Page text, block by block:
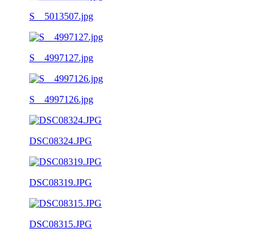
S__5013507.jpg
S__4997127.jpg
S__4997126.jpg
DSC08324.JPG
DSC08319.JPG
DSC08315.JPG